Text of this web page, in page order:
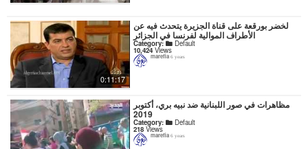
0:11:17
لخضر بورقعة على قناة الجزيرة يتحدث فيه عن
الأطراف الموالية لفرنسا في الجزائر
Category: Default
10,424 Views
marefia 6 years
مظاهرات في صور اللبنانية ضد نبيه بري، أكتوبر
2019
Category: Default
218 Views
marefia 6 years